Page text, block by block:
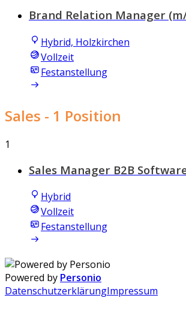
Brand Relation Manager
Hybrid, Holzkirchen
Vollzeit
Festanstellung
Sales - 1 Position
1
Sales Manager B2B
Hybrid
Vollzeit
Festanstellung
Powered by Personio
DatenschutzerklärungImpressum